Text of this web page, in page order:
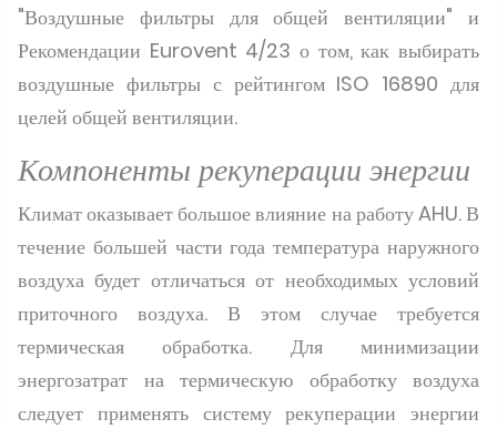
"Воздушные фильтры для общей вентиляции" и
Рекомендации Eurovent 4/23 о том, как выбирать
воздушные фильтры с рейтингом ISO 16890 для
целей общей вентиляции.
Компоненты рекуперации энергии
Климат оказывает большое влияние на работу AHU. В
течение большей части года температура наружного
воздуха будет отличаться от необходимых условий
приточного воздуха. В этом случае требуется
термическая обработка. Для минимизации
энергозатрат на термическую обработку воздуха
следует применять систему рекуперации энергии